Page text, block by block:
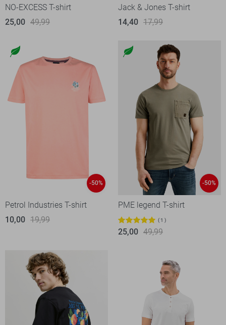
NO-EXCESS T-shirt
25,00 49,99
Jack & Jones T-shirt
14,40 17,99
-50%
Petrol Industries T-shirt
10,00 19,99
-50%
PME legend T-shirt
1
25,00 49,99